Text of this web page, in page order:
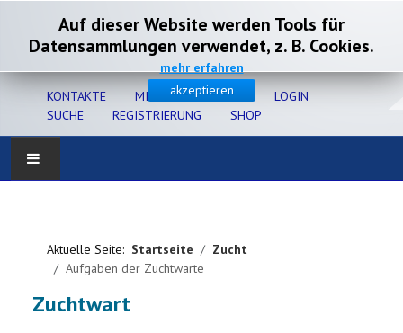
KONTAKTE MITGLIEDERSERVICE
LOGIN
SUCHE
REGISTRIERUNG SHOP
Verband
Aktuelle Seite: Startseite
Zucht
Aufgaben der Zuchtwarte
Auf dieser Website werden Tools für
Datensammlungen verwendet, z. B. Cookies.
mehr erfahren
akzeptieren
Zuchtwart